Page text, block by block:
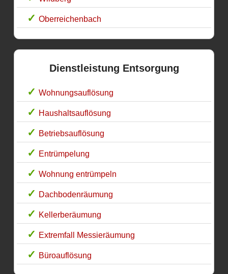
Oberreichenbach
Dienstleistung Entsorgung
Wohnungsauflösung
Haushaltsauflösung
Betriebsauflösung
Entrümpelung
Wohnung entrümpeln
Dachbodenräumung
Kellerberäumung
Extremfall Messieräumung
Büroauflösung